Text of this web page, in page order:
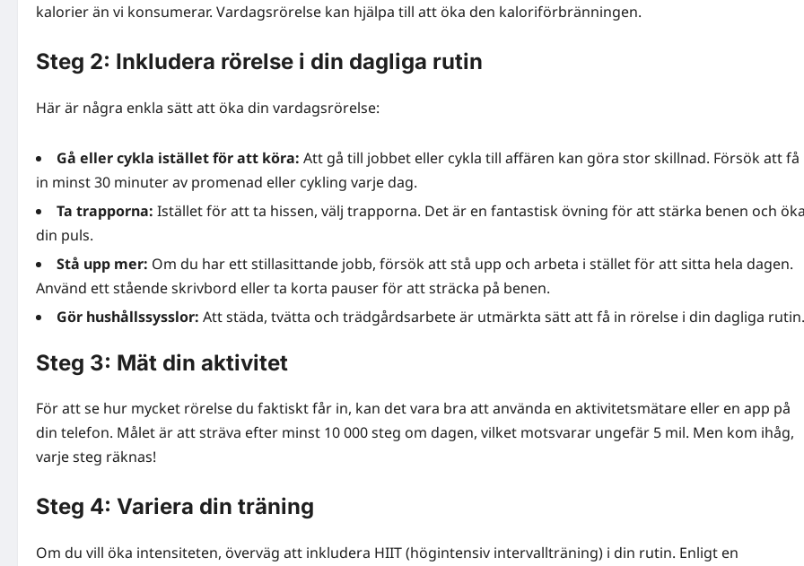
kalorier än vi konsumerar. Vardagsrörelse kan hjälpa till att öka den kaloriförbränningen.
Steg 2: Inkludera rörelse i din dagliga rutin
Här är några enkla sätt att öka din vardagsrörelse:
Gå eller cykla istället för att köra: Att gå till jobbet eller cykla till affären kan göra stor skillnad. Försök att få
in minst 30 minuter av promenad eller cykling varje dag.
Ta trapporna: Istället för att ta hissen, välj trapporna. Det är en fantastisk övning för att stärka benen och
din puls.
Stå upp mer: Om du har ett stillasittande jobb, försök att stå upp och arbeta i stället för att sitta hela dagen.
Använd ett stående skrivbord eller ta korta pauser för att sträcka på benen.
Gör hushållssysslor: Att städa, tvätta och trädgårdsarbete är utmärkta sätt att få in rörelse i din dagliga rutin.
Steg 3: Mät din aktivitet
För att se hur mycket rörelse du faktiskt får in, kan det vara bra att använda en aktivitetsmätare eller en app på
din telefon. Målet är att sträva efter minst 10 000 steg om dagen, vilket motsvarar ungefär 5 mil. Men kom ihåg,
varje steg räknas!
Steg 4: Variera din träning
Om du vill öka intensiteten, överväg att inkludera HIIT (högintensiv intervallträning) i din rutin. Enligt en